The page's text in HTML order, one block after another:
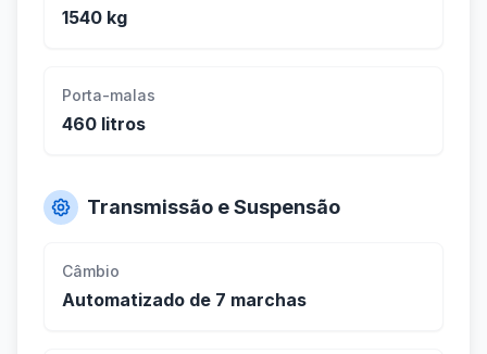
1540 kg
Porta-malas
460 litros
Transmissão e Suspensão
Câmbio
Automatizado de 7 marchas